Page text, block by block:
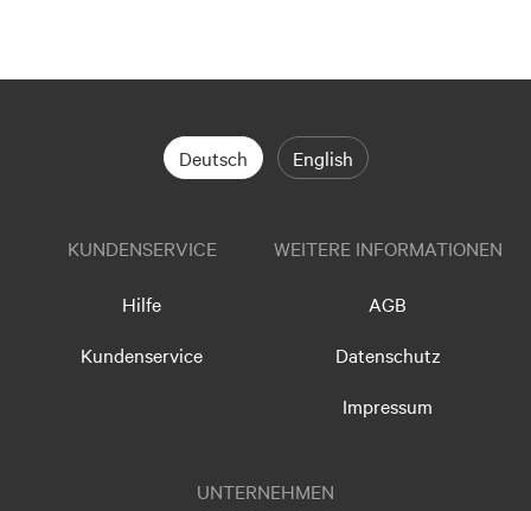
Deutsch English
KUNDENSERVICE
Hilfe
Kundenservice
WEITERE INFORMATIONEN
AGB
Datenschutz
Impressum
UNTERNEHMEN